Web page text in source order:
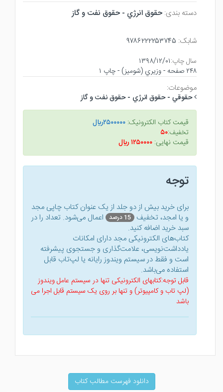
دسته بندی: حقوق انرژي - حقوق نفت و گاز
شابک: ۹۷۸۶۲۲۲۲۵۳۷۴۵
سال چاپ:۱۳۹۸/۱۲/۰۱
۲۴۸ صفحه - وزيري (شوميز) - چاپ ۱
موضوعات:
حقوقي - حقوق انرژي - حقوق نفت و گاز
قیمت کتاب الکترونیک: ۲۵۰۰۰۰۰ريال
تخفیف:۵۰
قیمت نهایی: ۱۲۵۰۰۰۰ ريال
توجه
برای خرید بیش از دو جلد از یک عنوان کتاب‌ چاپی مجد
و یا امجد، تخفیف 15 درصد
اعمال می‌شود. تعداد را در
سبد خرید اضافه کنید.
کتاب‌های الکترونیکی مجد دارای امکانات
یادداشت‌نویسی، علامت‌گذاری و جستجوی پیشرفته
است و فقط در سیستم ویندوز رایانه یا لپ‌تاب قابل
استفاده می‌باشد.
قابل توجه:کتابهای الکترونیکی تنها در سیستم عامل ویندوز
(لپ تاب و کامپیوتر) و تنها بر روی یک سیستم قابل اجرا می
باشد
دانلود فهرست مطالب کتاب